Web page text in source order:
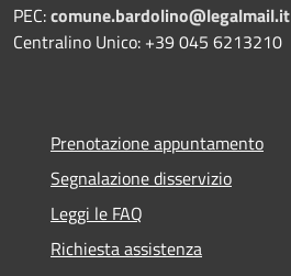
PEC:comune.bardolino@legalmail.it
Centralino Unico: +39 045 6213210
Prenotazione appuntamento
Segnalazione disservizio
Leggi le FAQ
Richiesta assistenza